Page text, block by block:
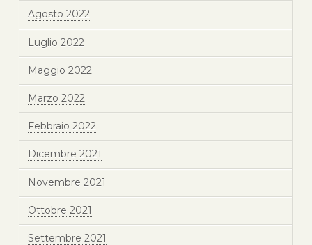
Agosto 2022
Luglio 2022
Maggio 2022
Marzo 2022
Febbraio 2022
Dicembre 2021
Novembre 2021
Ottobre 2021
Settembre 2021